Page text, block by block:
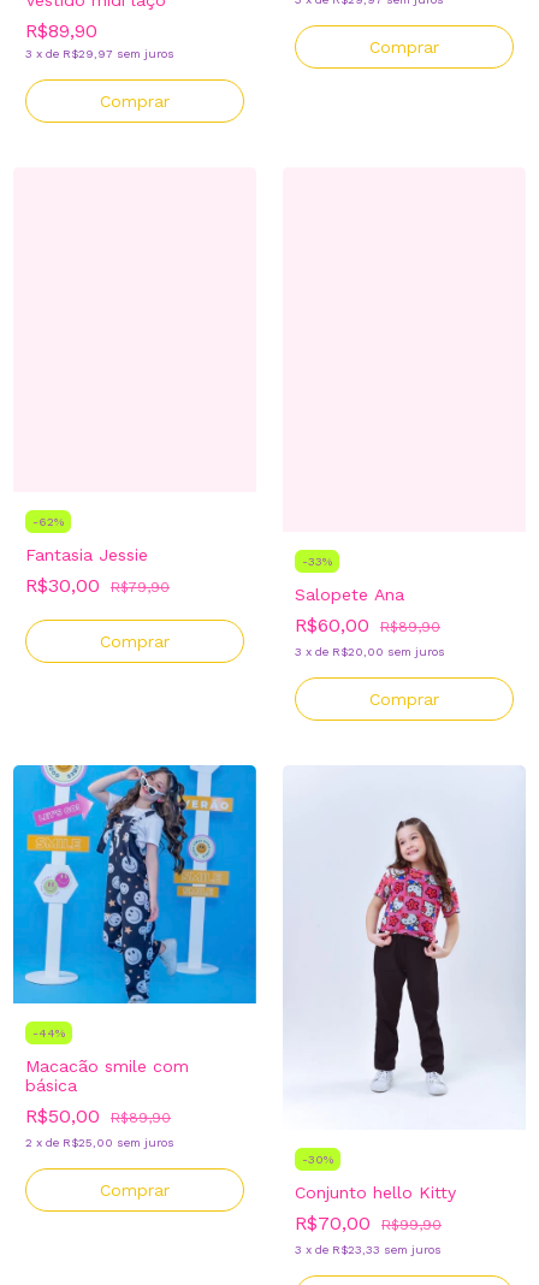
R$89,90
3 x de R$29,97 sem juros
Comprar
Comprar
-62%
Fantasia Jessie
R$30,00 R$79,90
Comprar
-33%
Salopete Ana
R$60,00 R$89,90
3 x de R$20,00 sem juros
Comprar
-44%
Macacão smile com
básica
R$50,00 R$89,90
2 x de R$25,00 sem juros
Comprar
-30%
Conjunto hello Kitty
R$70,00 R$99,90
3 x de R$23,33 sem juros